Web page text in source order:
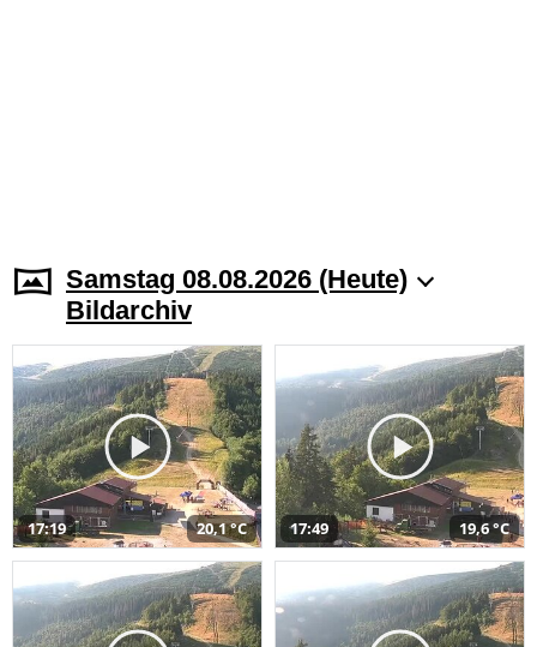
Samstag 08.08.2026 (Heute)
Bildarchiv
17:19 20,1 °C 17:49 19,6 °C